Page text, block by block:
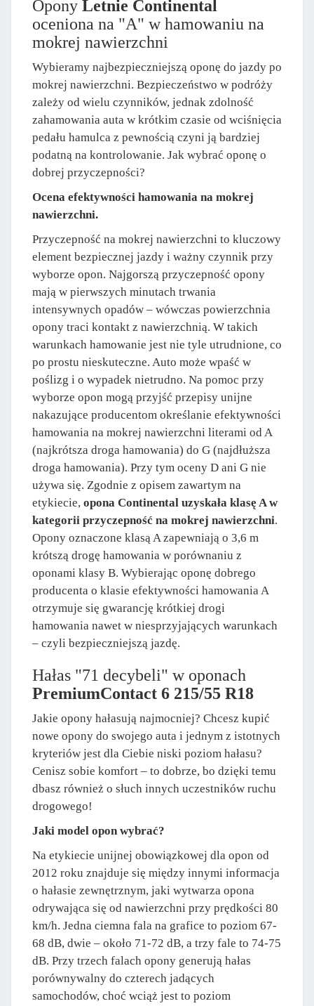
Opony Letnie Continental
oceniona na "A" w hamowaniu na
mokrej nawierzchni
Wybieramy najbezpieczniejszą oponę do jazdy po
mokrej nawierzchni. Bezpieczeństwo w podróży
zależy od wielu czynników, jednak zdolność
zahamowania auta w krótkim czasie od wciśnięcia
pedału hamulca z pewnością czyni ją bardziej
podatną na kontrolowanie. Jak wybrać oponę o
dobrej przyczepności?
Ocena efektywności hamowania na mokrej
nawierzchni.
Przyczepność na mokrej nawierzchni to kluczowy
element bezpiecznej jazdy i ważny czynnik przy
wyborze opon. Najgorszą przyczepność opony
mają w pierwszych minutach trwania
intensywnych opadów – wówczas powierzchnia
opony traci kontakt z nawierzchnią. W takich
warunkach hamowanie jest nie tyle utrudnione, co
po prostu nieskuteczne. Auto może wpaść w
poślizg i o wypadek nietrudno. Na pomoc przy
wyborze opon mogą przyjść przepisy unijne
nakazujące producentom określanie efektywności
hamowania na mokrej nawierzchni literami od A
(najkrótsza droga hamowania) do G (najdłuższa
droga hamowania). Przy tym oceny D ani G nie
używa się. Zgodnie z opisem zawartym na
etykiecie, opona Continental uzyskała klasę A w
kategorii przyczepność na mokrej nawierzchni.
Opony oznaczone klasą A zapewniają o 3,6 m
krótszą drogę hamowania w porównaniu z
oponami klasy B. Wybierając oponę dobrego
producenta o klasie efektywności hamowania A
otrzymuje się gwarancję krótkiej drogi
hamowania nawet w niesprzyjających warunkach
– czyli bezpieczniejszą jazdę.
Hałas "71 decybeli" w oponach
PremiumContact 6 215/55 R18
Jakie opony hałasują najmocniej? Chcesz kupić
nowe opony do swojego auta i jednym z istotnych
kryteriów jest dla Ciebie niski poziom hałasu?
Cenisz sobie komfort – to dobrze, bo dzięki temu
dbasz również o słuch innych uczestników ruchu
drogowego!
Jaki model opon wybrać?
Na etykiecie unijnej obowiązkowej dla opon od
2012 roku znajduje się między innymi informacja
o hałasie zewnętrznym, jaki wytwarza opona
odrywająca się od nawierzchni przy prędkości 80
km/h. Jedna ciemna fala na grafice to poziom 67-
68 dB, dwie – około 71-72 dB, a trzy fale to 74-75
dB. Przy trzech falach opony generują hałas
porównywalny do czterech jadących
samochodów, choć wciąż jest to poziom